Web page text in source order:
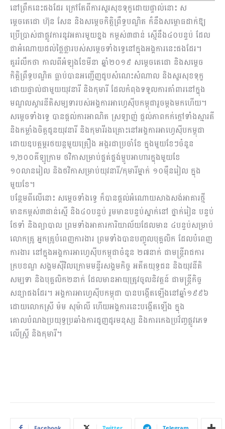
នៅព្រឹកនេះផងដែរ ក្រៅតែពីការសួរសុខទុក្ខដោយផ្ទាល់នោះ ស
ម្តេចតេជោ ហ៊ុន សែន និងសម្តេចកិត្តិព្រឹទ្ធបណ្ឌិត ក៏នឹងសម្ពោធដាក់ឱ្យ
ប្រើប្រាស់ជាផ្លូវការនូវអគារមួយខ្នង កម្ពស់៣ជាន់ ស្មើនឹង៤០បន្ទប់ ដែល
ជាអំណោយដល់ថ្លៃថ្លារបស់សម្តេចទាំងទ្វេនៅក្នុងអង្គការនេះផងដែរ។
គួររំលឹកថា កាលពីអំឡុងខែមីនា ឆ្នាំ២០១៩ សម្តេចតេជោ និងសម្តេច
កិត្តិព្រឹទ្ធបណ្ឌិត ធ្លាប់បានអញ្ជើញជួបសំណេះសំណាល និងសួរសុខទុក្ខ
ដោយផ្ទាល់ជាមួយយុវនារី និងកុមារី ដែលកំពុងទទួលការគាំពារនៅក្នុង
មណ្ឌលស្តារនីតិសម្បទារបស់អង្គការអាហ្វេស៊ីបកម្ពុជារួចម្តងមកហើយ។
សម្តេចទាំងទ្វេ បានផ្តល់ការអាណិត ស្រឡាញ់ ផ្តល់ភាពកក់ក្តៅទាំងស្មារតី
និងកម្លាំងចិត្តជូនយុវនារី និងកុមារីរងគ្រោះនៅអង្គការអាហ្វេស៊ីបកម្ពុជា
ដោយឧបត្ថម្ភរថយន្តមួយគ្រឿង អង្ករជាប្រចាំខែ ក្នុងមួយខែៗចំនួន
១,២០០គីឡូក្រាម ថវិកាសម្រាប់ផ្គត់ផ្គង់ម្ហូបអាហារក្នុងមួយខែ
១០លានរៀល និងថវិកាសម្រាប់យុវនារី/កុមារីម្នាក់ ១០ម៉ឺនរៀល ក្នុង
មួយខែ។
បន្ថែមពីលើនោះ សម្តេចទាំងទ្វេ ក៏បានផ្តល់អំណោយសាងសង់អាគារថ្មី
មានកម្ពស់៣ជាន់ស្មើ និង៤០បន្ទប់ រួមមានបន្ទប់ស្នាក់នៅ ថ្នាក់រៀន បន្ទប់
ថែទាំ និងព្យាបាល ព្រមទាំងអាគារការិយាល័យដែលមាន ៤បន្ទប់សម្រាប់
លោកគ្រូ អ្នកគ្រូបំពេញការងារ ព្រមទាំងបានបញ្ចូលបុគ្គលិក ដែលបំពេញ
ការងារ នៅក្នុងអង្គការអាហ្វេស៊ីបកម្ពុជាចំនួន ២៧នាក់ ជាមន្ត្រីរាជការ
ក្របខណ្ឌ សង្គមស៊ីវិលក្រោមមន្ទីរសង្គមកិច្ច អតីតយុទ្ធជន និងយុវនីតិ
សម្បទា និងបុគ្គលិក២នាក់ ដែលមានអាយុត្រូវចូលនិវត្តន៍ ជាមន្ត្រីកិច្ច
សន្យាផងដែរ។ អង្គការអាហ្វេស៊ីបកម្ពុជា បានបង្កើតឡើងនៅឆ្នាំ១៩៩៦
ដោយលោកស្រី ម៉ម សុម៉ាលី ហើយអង្គការនេះបង្កើតឡើង ក្នុង
គោលបំណងប្រយុទ្ធប្រឆាំងការជួញដូរមនុស្ស និងការកេងប្រវ័ញ្ចផ្លូវភេទ
លើស្ត្រី និងកុមារី។